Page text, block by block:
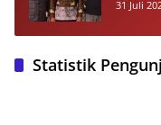
31 Juli
Statistik